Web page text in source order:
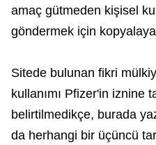
amaç gütmeden kişisel
göndermek için
Sitede bulunan fikri
kullanımı Pfizer'in iznine
belirtilmedikçe, burada
da herhangi bir üçüncü